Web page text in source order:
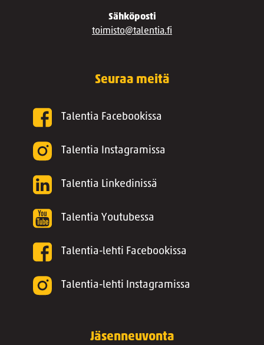
Sähköposti
toimisto@talentia.fi
Seuraa meitä
Talentia Facebookissa
Talentia Instagramissa
Talentia Linkedinissä
Talentia Youtubessa
Talentia-lehti Facebookissa
Talentia-lehti Instagramissa
Jäsenneuvonta